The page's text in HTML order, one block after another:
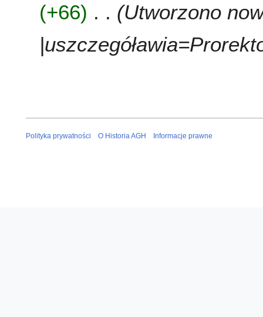
+66
Utworzono
Polityka prywatności O Historia AGH Informacje prawne